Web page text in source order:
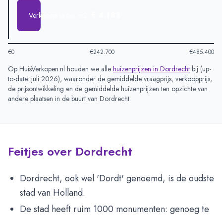
Verkoopprijs per m2
€0 €242.700 €485.400
Op HuisVerkopen.nl houden we alle huizenprijzen in Dordrecht bij (up-
to-date: juli 2026), waaronder de gemiddelde vraagprijs, verkoopprijs,
de prijsontwikkeling en de gemiddelde huizenprijzen ten opzichte van
andere plaatsen in de buurt van Dordrecht.
Feitjes over Dordrecht
Dordrecht, ook wel 'Dordt' genoemd, is de oudste
stad van Holland.
De stad heeft ruim 1000 monumenten: genoeg te